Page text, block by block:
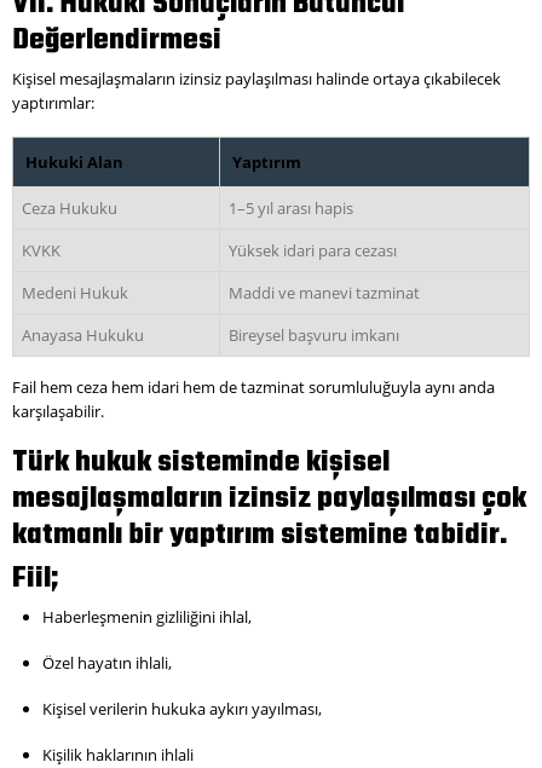
Değerlendirmesi
Kişisel mesajlaşmaların izinsiz paylaşılması halinde ortaya çıkabilecek
yaptırımlar:
Hukuki Alan Yaptırım
Ceza Hukuku
1–5 yıl arası hapis
KVKK
Yüksek idari para cezası
Medeni Hukuk
Maddi ve manevi tazminat
Anayasa Hukuku
Bireysel başvuru imkanı
Fail hem ceza hem idari hem de tazminat sorumluluğuyla aynı anda
karşılaşabilir.
Türk hukuk sisteminde kişisel
mesajlaşmaların izinsiz paylaşılması çok
katmanlı bir yaptırım sistemine tabidir.
Fiil;
Haberleşmenin gizliliğini ihlal,
Özel hayatın ihlali,
Kişisel verilerin hukuka aykırı yayılması,
Kişilik haklarının ihlali